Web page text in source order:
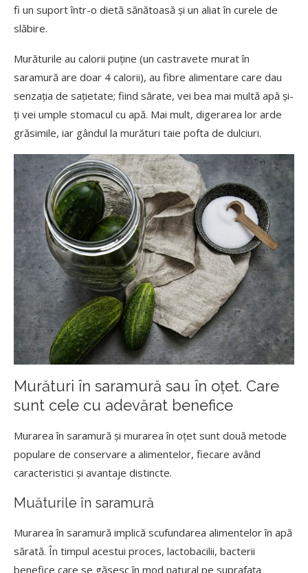
fi un suport într-o dietă sănătoasă și un aliat în curele de
slăbire.
Murăturile au calorii puține (un castravete murat în
saramură are doar 4 calorii), au fibre alimentare care dau
senzația de sațietate; fiind sărate, vei bea mai multă apă și-
ți vei umple stomacul cu apă. Mai mult, digerarea lor arde
grăsimile, iar gândul la murături taie pofta de dulciuri.
Murături în saramură sau în oțet. Care
sunt cele cu adevărat benefice
Murarea în saramură și murarea în oțet sunt două metode
populare de conservare a alimentelor, fiecare având
caracteristici și avantaje distincte.
Muăturile în saramură
Murarea în saramură implică scufundarea alimentelor în apă
sărată. În timpul acestui proces, lactobacilii, bacterii
benefice care se găsesc în mod natural pe suprafața